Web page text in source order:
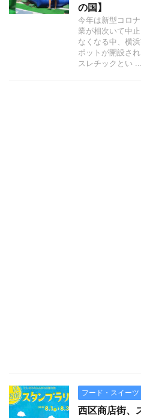
の国】
今年は新型コロ
業が相次いて中
なくなる中、横
ポットが開設さ
スレチックとい ...
フード・スイーツ
西区商店街、